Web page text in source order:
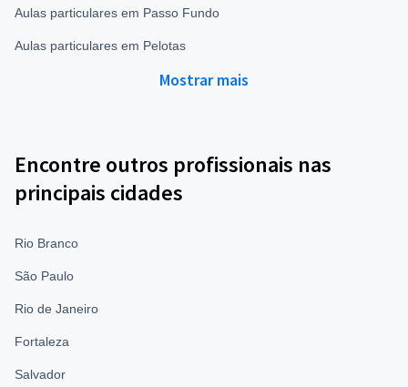
Aulas particulares em Passo Fundo
Aulas particulares em Pelotas
Mostrar mais
Encontre outros profissionais nas
principais cidades
Rio Branco
São Paulo
Rio de Janeiro
Fortaleza
Salvador